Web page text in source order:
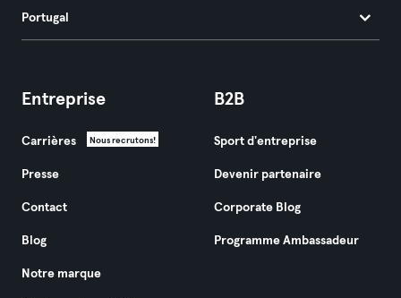
Portugal
Entreprise
Carrières Nous recrutons!
Presse
Contact
Blog
Notre marque
B2B
Sport d'entreprise
Devenir partenaire
Corporate Blog
Programme Ambassadeur